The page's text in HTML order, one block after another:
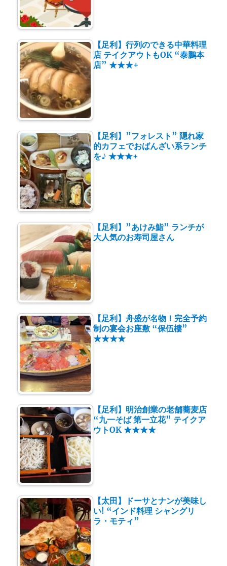
【足利】行列のできる中華料理
店 テイクアウトもOK “泰鵬本
店” ★★★+
【足利】”フォレスト” 隠れ家
的カフェでおばんざい系ランチ
を♪ ★★★+
【足利】”あけみ鮨” ランチが
大人気のお寿司屋さん
【足利】舟盛が名物！完全予約
制の宴会お座敷 “保伍樓”
★★★★
【足利】明治創業の老舗蕎麦店
“九一そば 第一立花” テイクア
ウトOK ★★★★
【太田】ドーサとナンが美味し
い! “インド料理 シャングリ
ラ・モティ”